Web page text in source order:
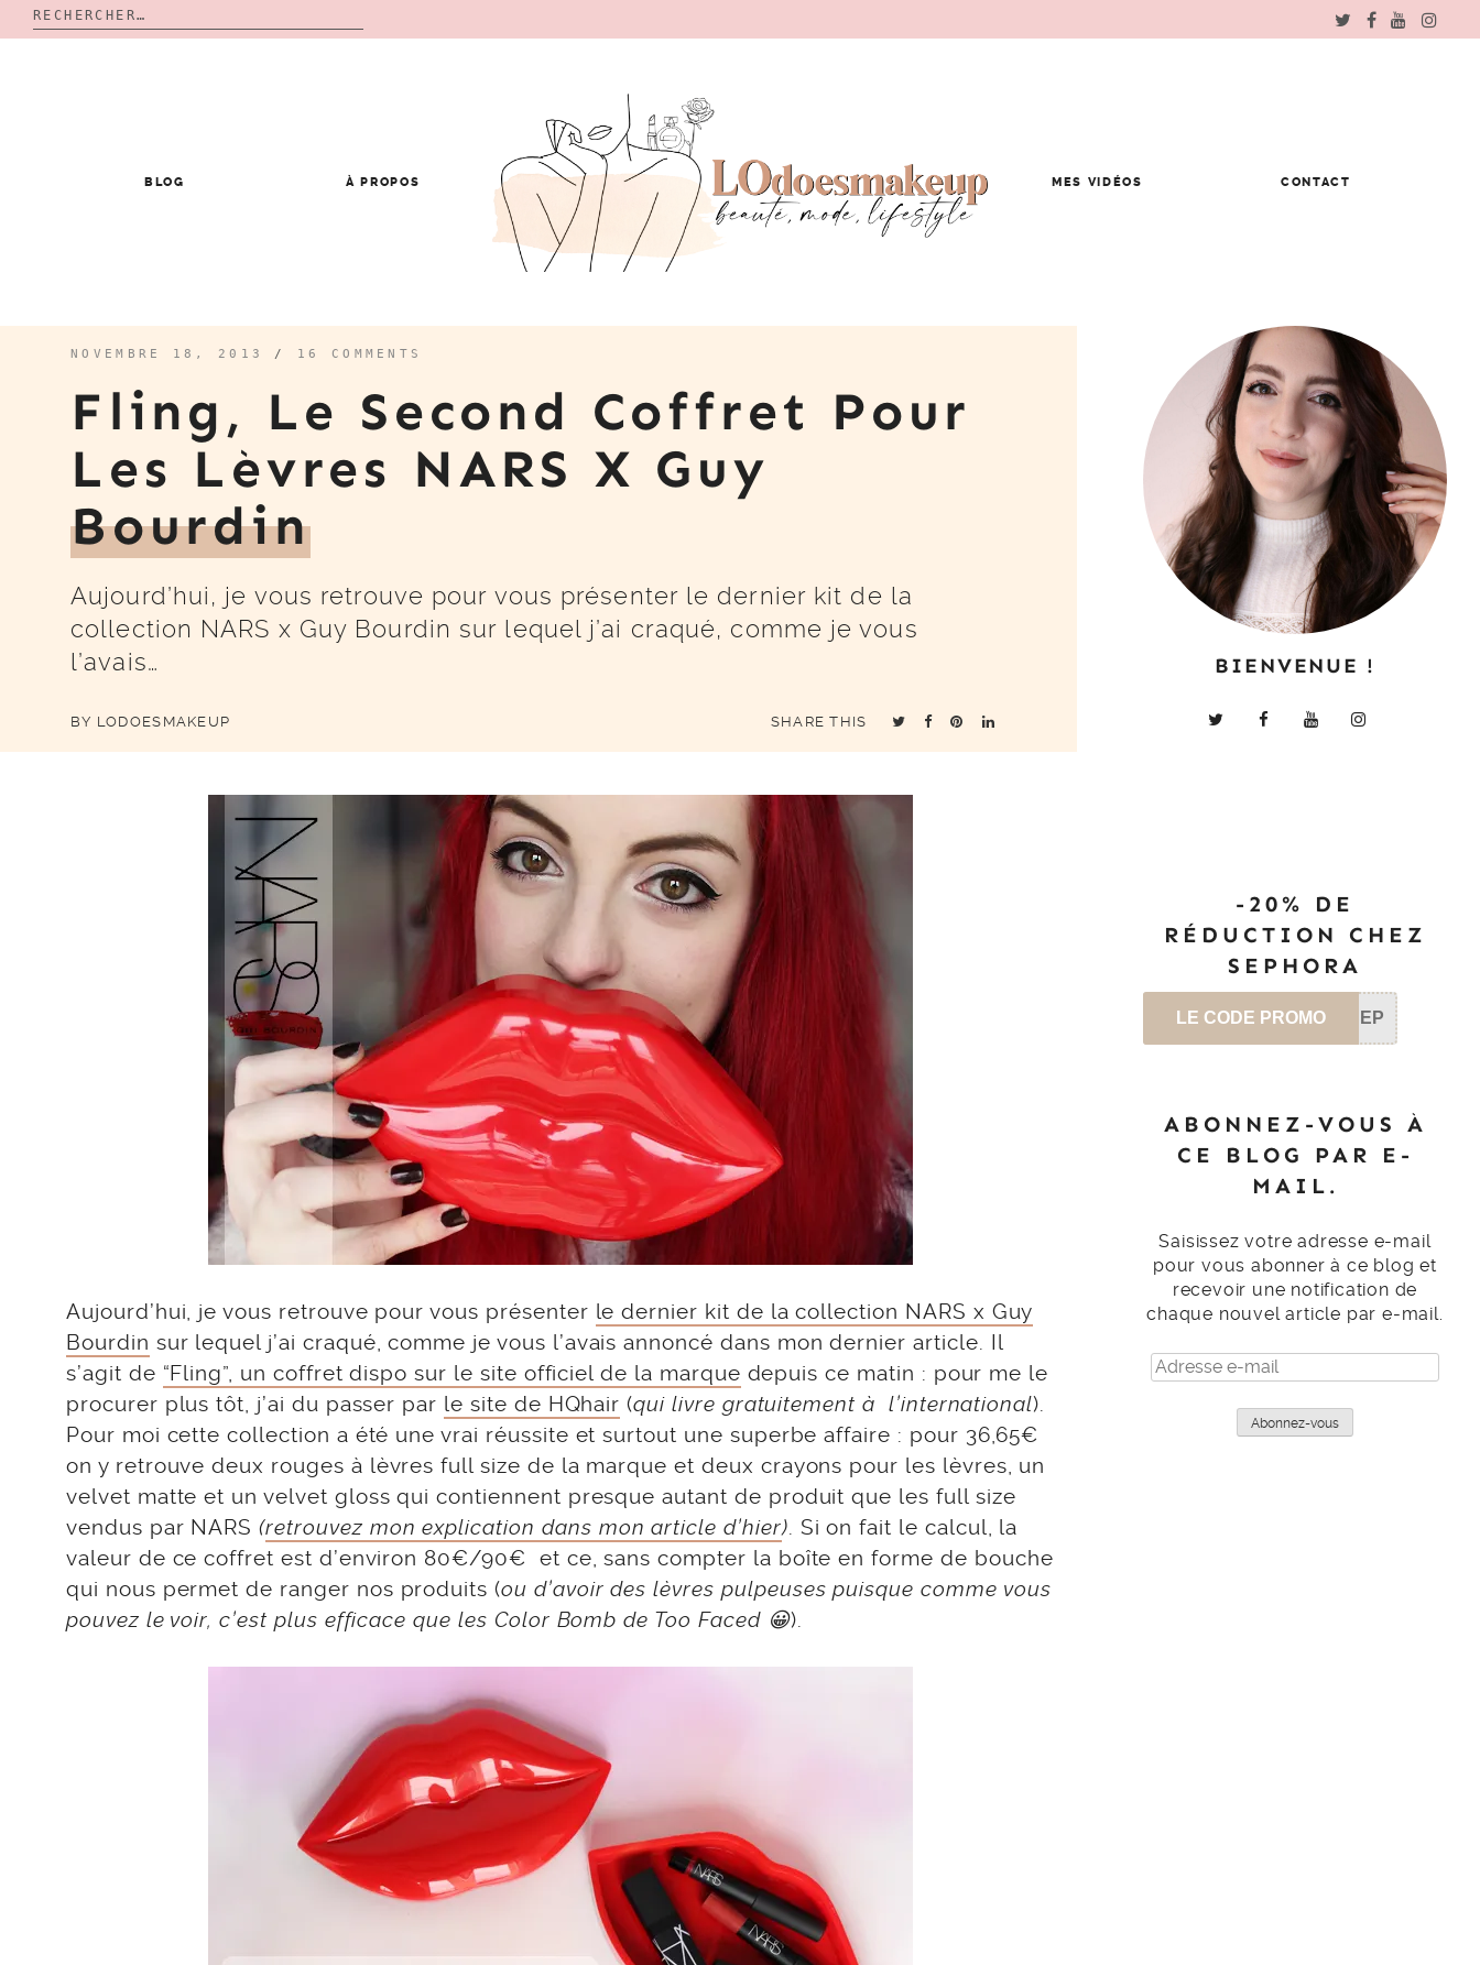
Rechercher :
BLOG À PROPOS MES VIDÉOS CONTACT
NOVEMBRE 18, 2013 / 16 COMMENTS
Fling, Le Second Coffret Pour
Les Lèvres NARS X Guy
Bourdin
Aujourd’hui, je vous retrouve pour vous présenter le dernier kit de la
collection NARS x Guy Bourdin sur lequel j’ai craqué, comme je vous
l’avais…
BY LODOESMAKEUP SHARE THIS
Aujourd’hui, je vous retrouve pour vous présenter le dernier kit de la collection NARS x Guy
Bourdin sur lequel j’ai craqué, comme je vous l’avais annoncé dans mon dernier article. Il
s’agit de “Fling”, un coffret dispo sur le site officiel de la marque depuis ce matin : pour me le
procurer plus tôt, j’ai du passer par le site de HQhair (qui livre gratuitement à l’international).
Pour moi cette collection a été une vrai réussite et surtout une superbe affaire : pour 36,65€
on y retrouve deux rouges à lèvres full size de la marque et deux crayons pour les lèvres, un
velvet matte et un velvet gloss qui contiennent presque autant de produit que les full size
vendus par NARS(retrouvez mon explication dans mon article d’hier) . Si on fait le calcul, la
valeur de ce coffret est d’environ 80€/90€ et ce, sans compter la boîte en forme de bouche
qui nous permet de ranger nos produits (ou d’avoir des lèvres pulpeuses puisque comme vous
pouvez le voir, c’est plus efficace que les Color Bomb de Too Faced 😀).
BIENVENUE !
-20% DE
RÉDUCTION CHEZ
SEPHORA
LE CODE PROMO SEP
ABONNEZ-VOUS À
CE BLOG PAR E-
MAIL.
Saisissez votre adresse e-mail
pour vous abonner à ce blog et
recevoir une notification de
chaque nouvel article par e-mail.
Adresse
e-
Abonnez-vous